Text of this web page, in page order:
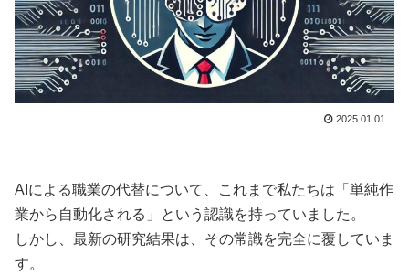
2025.01.01
AIによる職業の代替について、これまで私たちは「単純作
業から自動化される」という認識を持っていました。
しかし、最新の研究結果は、その常識を完全に覆していま
す。